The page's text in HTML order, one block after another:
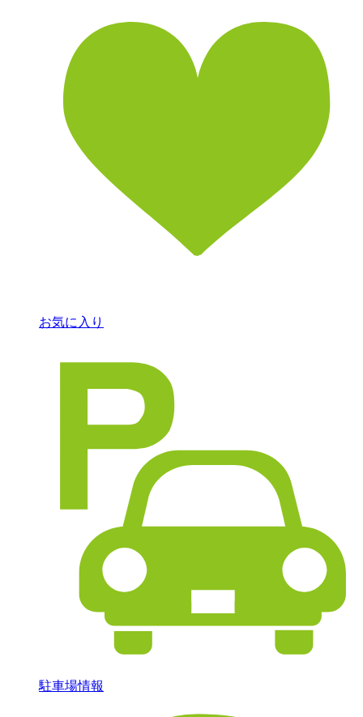
お気に入り
駐車場情報